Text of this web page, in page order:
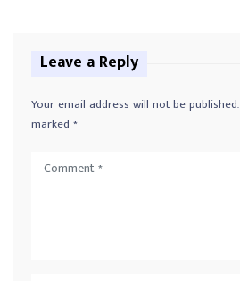
Leave a Reply
Your email address will not be published.
marked *